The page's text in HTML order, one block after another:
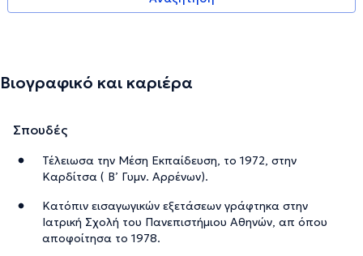
Βιογραφικό και καριέρα
Σπουδές
Τέλειωσα την Μέση Εκπαίδευση, το 1972, στην
Καρδίτσα ( Β’ Γυμν. Αρρένων).
Κατόπιν εισαγωγικών εξετάσεων γράφτηκα στην
Ιατρική Σχολή του Πανεπιστήμιου Αθηνών, απ όπου
αποφοίτησα το 1978.